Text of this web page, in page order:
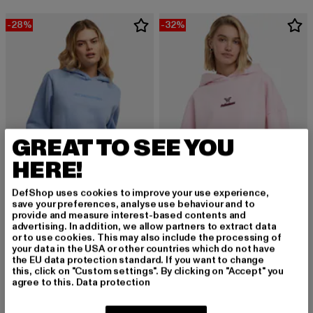
-28%
MISS TEE
Just Another EMB Fluffy Hoody
35,99 EUR
Derzeitiger Preis: 35,99 EUR
49,99 EURAktionspreis: 49,99 EUR
-32%
FELICIOUS
BASIC
33,99 EUR
Derzeitiger Preis: 33,99 EUR
49,99 EURAktionspreis:
GREAT TO SEE YOU
HERE!
DefShop uses cookies to improve your use experience,
save your preferences, analyse use behaviour and to
provide and measure interest-based contents and
advertising. In addition, we allow partners to extract data
or to use cookies. This may also include the processing of
your data in the USA or other countries which do not have
the EU data protection standard. If you want to change
this, click on "Custom settings". By clicking on "Accept" you
agree to this. Data protection